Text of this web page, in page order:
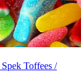
Spek Toffees /